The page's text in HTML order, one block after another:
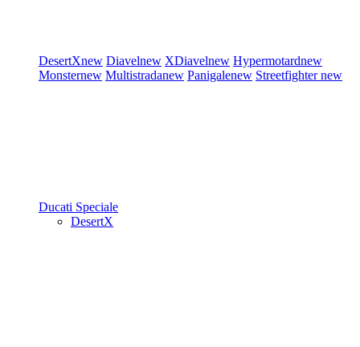
DesertXnew Diavelnew XDiavelnew Hypermotardnew
Monsternew Multistradanew Panigalenew Streetfighternew
Ducati Speciale
DesertX